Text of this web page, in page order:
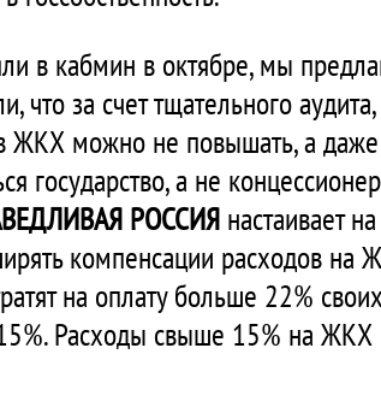
в кабмин в октябре, мы
за счет тщательного
ЖКХ можно не повышать, а даже
а не
РОССИЯ настаивает
компенсации расходов на
на оплату больше 22%
Расходы свыше 15% на ЖКХ